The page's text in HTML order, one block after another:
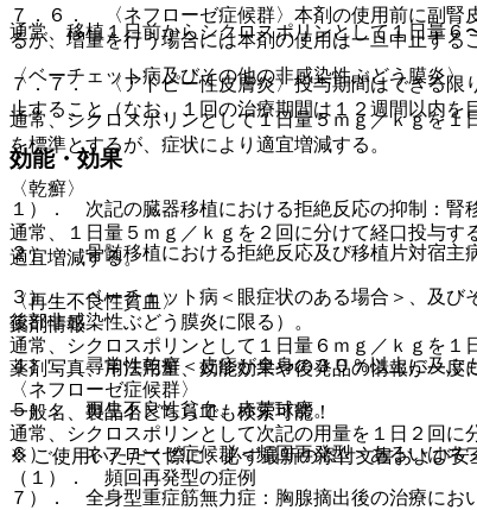
７．６． 〈ネフローゼ症候群〉本剤の使用前に副腎
るが、増量を行う場合には本剤の使用は一旦中止する
７．７． 〈アトピー性皮膚炎〉投与期間はできる限
止すること（なお、１回の治療期間は１２週間以内を
効能・効果
１）． 次記の臓器移植における拒絶反応の抑制：腎
２）． 骨髄移植における拒絶反応及び移植片対宿主
３）． ベーチェット病＜眼症状のある場合＞、及び
後部非感染性ぶどう膜炎に限る）。
４）． 尋常性乾癬＜皮疹が全身の３０％以上に及ぶ
５）． 再生不良性貧血、赤芽球癆。
６）． ネフローゼ症候群＜頻回再発型＞あるいはネ
７）． 全身型重症筋無力症：胸腺摘出後の治療にお
通常、移植１日前からシクロスポリンとして１日量６
〈ベーチェット病及びその他の非感染性ぶどう膜炎〉
通常、シクロスポリンとして１日量５ｍｇ／ｋｇを
を標準とするが、症状により適宜増減する。
〈乾癬〉
通常、１日量５ｍｇ／ｋｇを２回に分けて経口投与
適宜増減する。
〈再生不良性貧血〉
通常、シクロスポリンとして１日量６ｍｇ／ｋｇを１
〈ネフローゼ症候群〉
通常、シクロスポリンとして次記の用量を１日２回に
（１）． 頻回再発型の症例
薬剤情報
薬剤写真、用法用量、効能効果や後発品の情報が一
一般名、製品名どちらでも検索可能！
※ ご使用いただく際に、必ず最新の添付文書および